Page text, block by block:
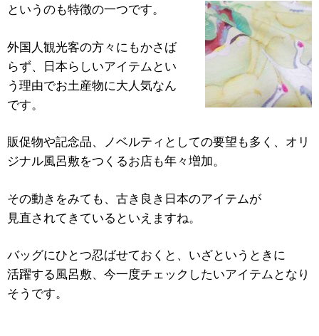
というのも特徴の一つです。
外国人観光客の方々にもかさば
らず、日本らしいアイテムとい
う理由でお土産物に大人気なん
です。
販促物や記念品、ノベルティとしての要望も多く、オリ
ジナル風呂敷をつくるお店も年々増加。
その動きをみても、古き良き日本のアイテムが
見直されてきているといえますね。
バッグにひとつ忍ばせておくと、いざというときに
活躍する風呂敷、今一度チェックしたいアイテムとなり
そうです。